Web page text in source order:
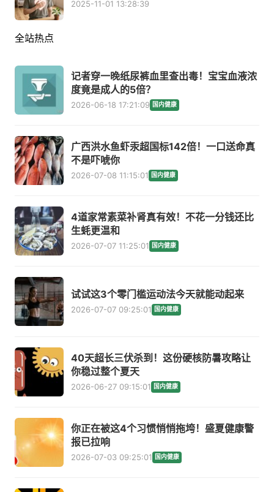
2025-11-01 13:28:39
全站热点
记者穿一晚纸尿裤血里查出毒！宝宝血液浓
度竟是成人的5倍？
2026-06-18 17:21:09 国内健康
广西洪水鱼虾汞超国标142倍！一口送命真
不是吓唬你
2026-07-08 11:15:01 国内健康
4道家常素菜补肾真有效！不花一分钱还比
生蚝更温和
2026-07-07 11:25:01 国内健康
试试这3个零门槛运动法今天就能动起来
2026-07-07 09:25:01 国内健康
40天超长三伏杀到！这份硬核防暑攻略让
你稳过整个夏天
2026-06-27 09:15:01 国内健康
你正在被这4个习惯悄悄拖垮！盛夏健康警
报已拉响
2026-07-03 09:25:01 国内健康